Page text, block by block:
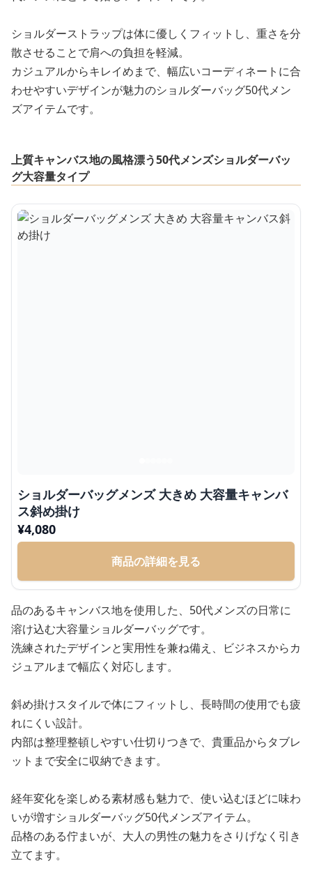
ショルダーストラップは体に優しくフィットし、重さを分
散させることで肩への負担を軽減。
カジュアルからキレイめまで、幅広いコーディネートに合
わせやすいデザインが魅力のショルダーバッグ50代メン
ズアイテムです。
上質キャンバス地の風格漂う50代メンズショルダーバッ
グ大容量タイプ
ショルダーバッグメンズ 大きめ 大容量キャンバ
ス斜め掛け
¥4,080
商品の詳細を見る
品のあるキャンバス地を使用した、50代メンズの日常に
溶け込む大容量ショルダーバッグです。
洗練されたデザインと実用性を兼ね備え、ビジネスからカ
ジュアルまで幅広く対応します。
斜め掛けスタイルで体にフィットし、長時間の使用でも疲
れにくい設計。
内部は整理整頓しやすい仕切りつきで、貴重品からタブレ
ットまで安全に収納できます。
経年変化を楽しめる素材感も魅力で、使い込むほどに味わ
いが増すショルダーバッグ50代メンズアイテム。
品格のある佇まいが、大人の男性の魅力をさりげなく引き
立てます。